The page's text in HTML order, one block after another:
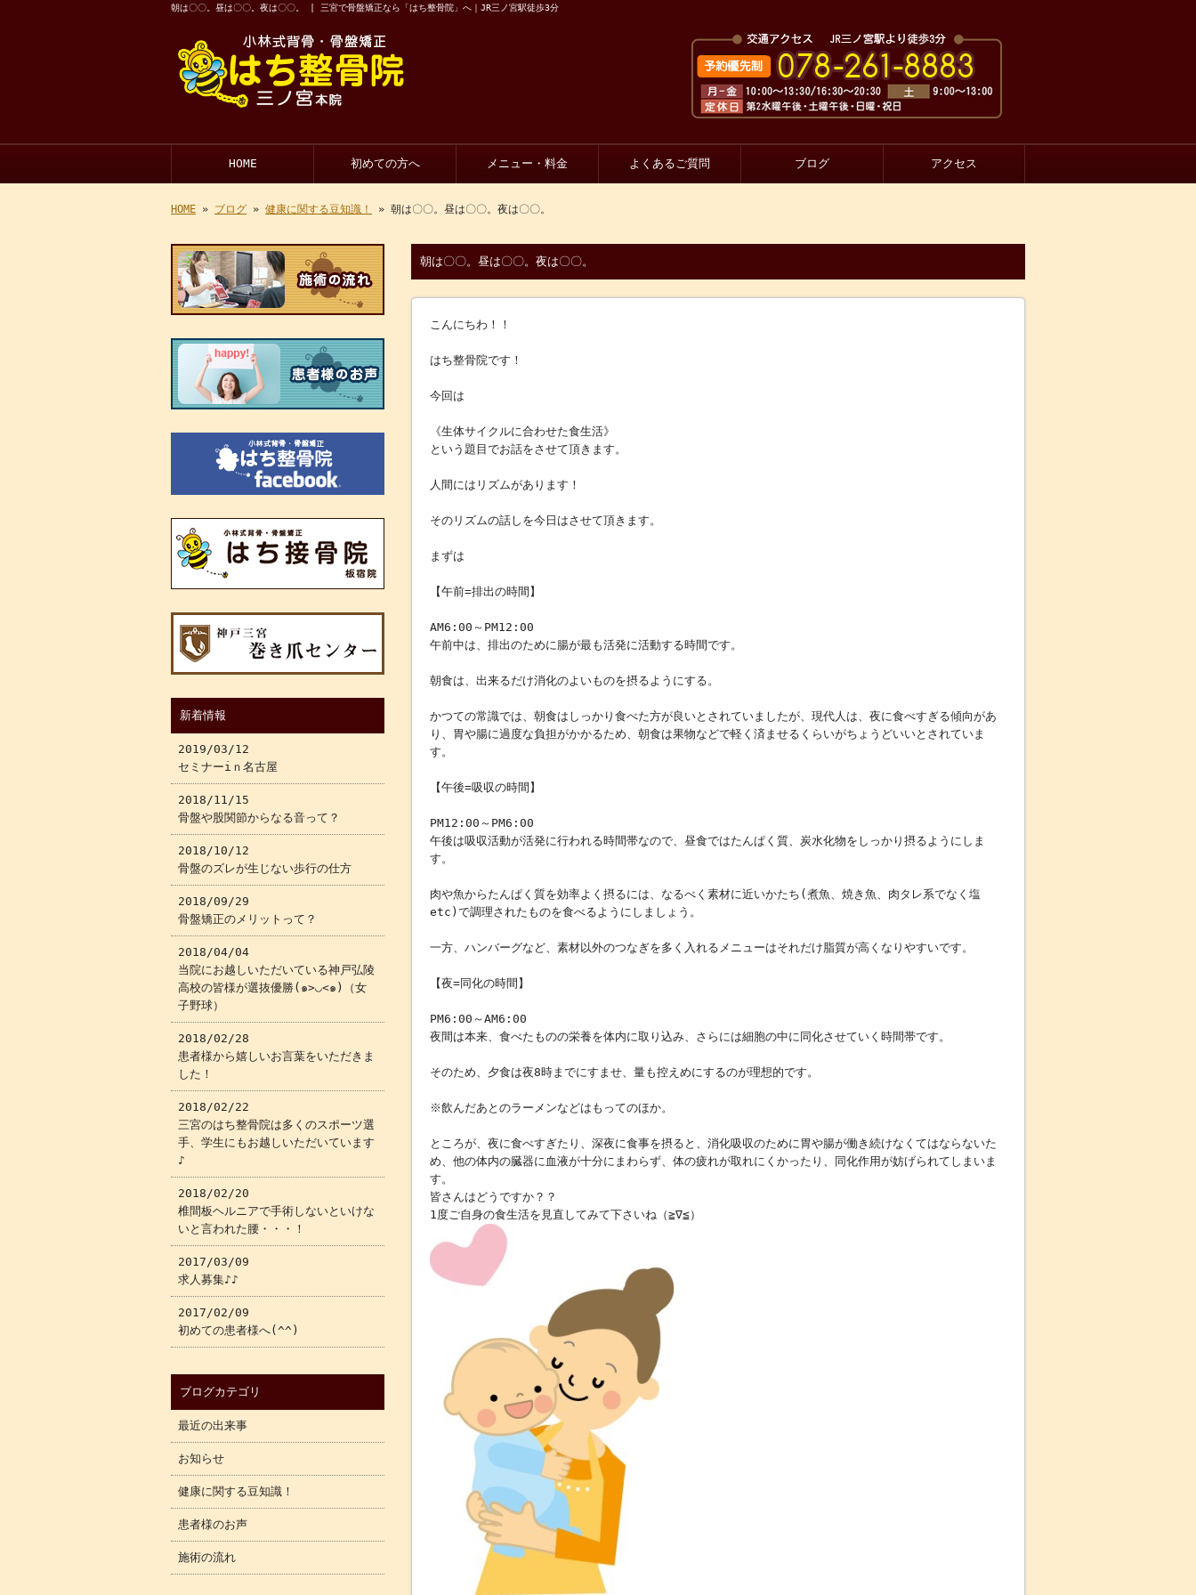
朝は〇〇。昼は〇〇。夜は〇〇。 | 三宮で骨盤矯正なら「はち整骨院」へ｜JR三ノ宮駅徒歩3分
HOME 初めての方へ メニュー・料金 よくあるご質問 ブログ アクセス
HOME » ブログ » 健康に関する豆知識！ » 朝は〇〇。昼は〇〇。夜は〇〇。
朝は〇〇。昼は〇〇。夜は〇〇。
こんにちわ！！
はち整骨院です！
今回は
《生体サイクルに合わせた食生活》
という題目でお話をさせて頂きます。
人間にはリズムがあります！
そのリズムの話しを今日はさせて頂きます。
まずは
【午前=排出の時間】
AM6:00～PM12:00
午前中は、排出のために腸が最も活発に活動する時間です。
朝食は、出来るだけ消化のよいものを摂るようにする。
かつての常識では、朝食はしっかり食べた方が良いとされていましたが、現代人は、夜に食べすぎる傾向があ
り、胃や腸に過度な負担がかかるため、朝食は果物などで軽く済ませるくらいがちょうどいいとされていま
す。
【午後=吸収の時間】
PM12:00～PM6:00
午後は吸収活動が活発に行われる時間帯なので、昼食ではたんぱく質、炭水化物をしっかり摂るようにしま
す。
肉や魚からたんぱく質を効率よく摂るには、なるべく素材に近いかたち(煮魚、焼き魚、肉タレ系でなく塩
etc)で調理されたものを食べるようにしましょう。
一方、ハンバーグなど、素材以外のつなぎを多く入れるメニューはそれだけ脂質が高くなりやすいです。
【夜=同化の時間】
PM6:00～AM6:00
夜間は本来、食べたものの栄養を体内に取り込み、さらには細胞の中に同化させていく時間帯です。
そのため、夕食は夜8時までにすませ、量も控えめにするのが理想的です。
※飲んだあとのラーメンなどはもってのほか。
ところが、夜に食べすぎたり、深夜に食事を摂ると、消化吸収のために胃や腸が働き続けなくてはならないた
め、他の体内の臓器に血液が十分にまわらず、体の疲れが取れにくかったり、同化作用が妨げられてしまいま
す。
皆さんはどうですか？？
1度ご自身の食生活を見直してみて下さいね（≧∇≦）
新着情報
2019/03/12
セミナーiｎ名古屋
2018/11/15
骨盤や股関節からなる音って？
2018/10/12
骨盤のズレが生じない歩行の仕方
2018/09/29
骨盤矯正のメリットって？
2018/04/04
当院にお越しいただいている神戸弘陵
高校の皆様が選抜優勝(๑>◡<๑)（女
子野球）
2018/02/28
患者様から嬉しいお言葉をいただきま
した！
2018/02/22
三宮のはち整骨院は多くのスポーツ選
手、学生にもお越しいただいています
♪
2018/02/20
椎間板ヘルニアで手術しないといけな
いと言われた腰・・・！
2017/03/09
求人募集♪♪
2017/02/09
初めての患者様へ(^^)
ブログカテゴリ
最近の出来事
お知らせ
健康に関する豆知識！
患者様のお声
施術の流れ